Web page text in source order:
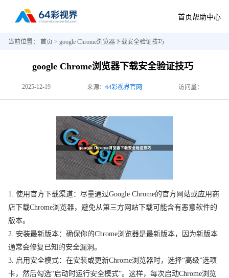
首页帮助中心
当前位置： 首页 > google Chrome浏览器下载安全验证技巧
google Chrome浏览器下载安全验证技巧
2025-12-19 来源： 64彩视界官网 访问量：
1. 使用官方下载渠道：尽量通过Google Chrome的官方网站或应用商
店下载Chrome浏览器，避免从第三方网站下载可能含有恶意软件的
版本。
2. 安装最新版本：确保你的Chrome浏览器是最新版本，因为新版本
通常会修复已知的安全漏洞。
3. 启用安全模式：在安装或更新Chrome浏览器时，选择“高级”选项
卡，然后勾选“启动时运行安全模式”。这样，每次启动Chrome浏览